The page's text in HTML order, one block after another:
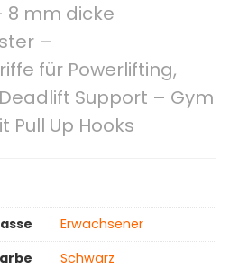
8 mm dicke
–
für Powerlifting,
Support – Gym
Pull Up Hooks
‎Erwachsener
‎Schwarz